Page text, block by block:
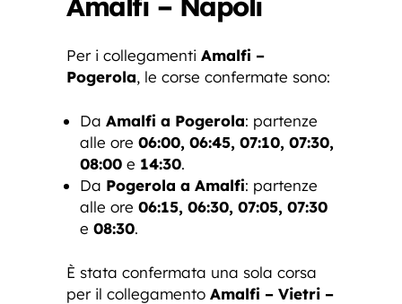
Per i collegamenti Amalfi –
Pogerola, le corse confermate sono:
Da Amalfi a Pogerola: partenze
alle ore 06:00, 06:45, 07:10, 07:30,
08:00 e 14:30.
Da Pogerola a Amalfi: partenze
alle ore 06:15, 06:30, 07:05, 07:30
e 08:30.
È stata confermata una sola corsa
per il collegamento Amalfi – Vietri –